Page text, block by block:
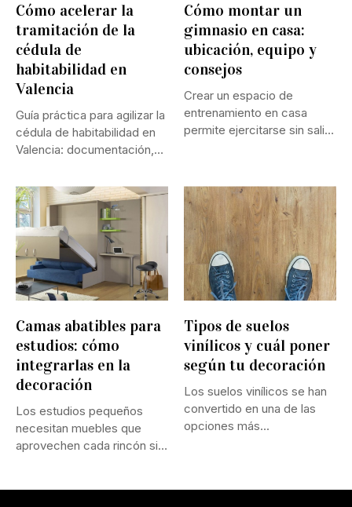
Cómo acelerar la
tramitación de la
cédula de
habitabilidad en
Valencia
Guía práctica para agilizar la
cédula de habitabilidad en
Valencia: documentación,
Cómo montar un
gimnasio en casa:
ubicación, equipo y
consejos
Crear un espacio de
entrenamiento en casa
permite ejercitarse sin salir
Camas abatibles para
estudios: cómo
integrarlas en la
decoración
Los estudios pequeños
necesitan muebles que
aprovechen cada rincón sin
Tipos de suelos
vinílicos y cuál poner
según tu decoración
Los suelos vinílicos se han
convertido en una de las
opciones más...